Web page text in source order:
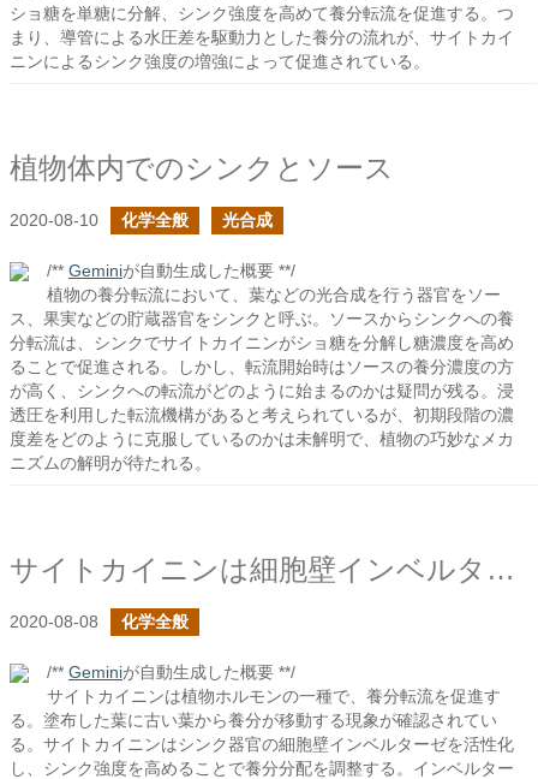
ショ糖を単糖に分解、シンク強度を高めて養分転流を促進する。つ
まり、導管による水圧差を駆動力とした養分の流れが、サイトカイ
ニンによるシンク強度の増強によって促進されている。
植物体内でのシンクとソース
2020-08-10 化学全般 光合成
/** Geminiが自動生成した概要 **/
植物の養分転流において、葉などの光合成を行う器官をソー
ス、果実などの貯蔵器官をシンクと呼ぶ。ソースからシンクへの養
分転流は、シンクでサイトカイニンがショ糖を分解し糖濃度を高め
ることで促進される。しかし、転流開始時はソースの養分濃度の方
が高く、シンクへの転流がどのように始まるのかは疑問が残る。浸
透圧を利用した転流機構があると考えられているが、初期段階の濃
度差をどのように克服しているのかは未解明で、植物の巧妙なメカ
ニズムの解明が待たれる。
サイトカイニンは細胞壁インベルターゼを活性化する
2020-08-08 化学全般
/** Geminiが自動生成した概要 **/
サイトカイニンは植物ホルモンの一種で、養分転流を促進す
る。塗布した葉に古い葉から養分が移動する現象が確認されてい
る。サイトカイニンはシンク器官の細胞壁インベルターゼを活性化
し、シンク強度を高めることで養分分配を調整する。インベルター